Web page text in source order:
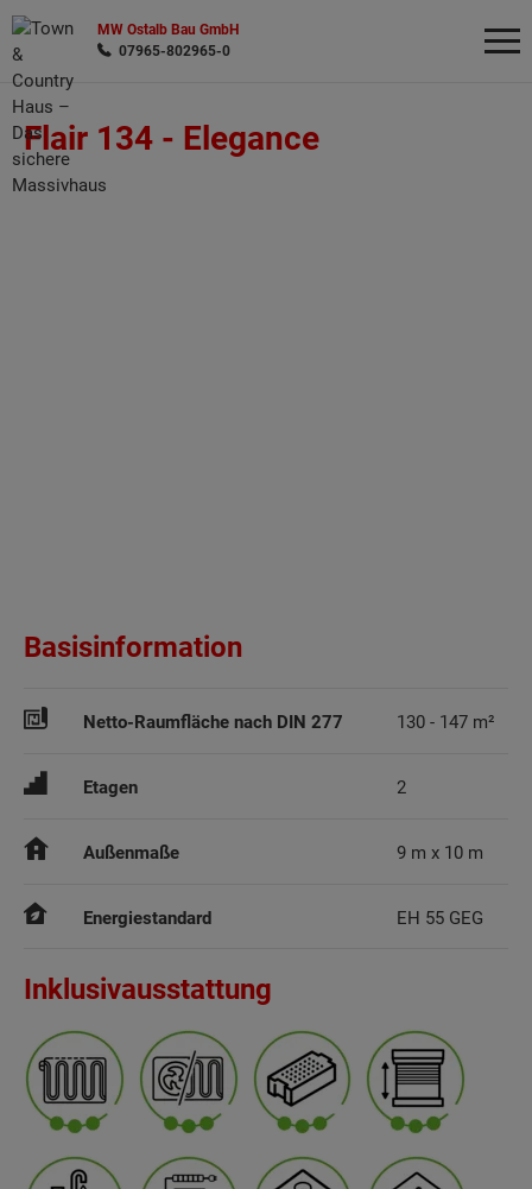
MW Ostalb Bau GmbH
07965-802965-0
Flair 134 - Elegance
Basisinformation
Netto-Raumfläche nach DIN 277 130 - 147 m²
Etagen 2
Außenmaße 9 m x 10 m
Energiestandard EH 55 GEG
Inklusivausstattung
Wonach möchten Sie suchen?